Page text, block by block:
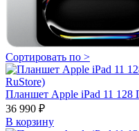
Сортировать по >
Планшет Apple iPad 11 128
36 990 ₽
В корзину